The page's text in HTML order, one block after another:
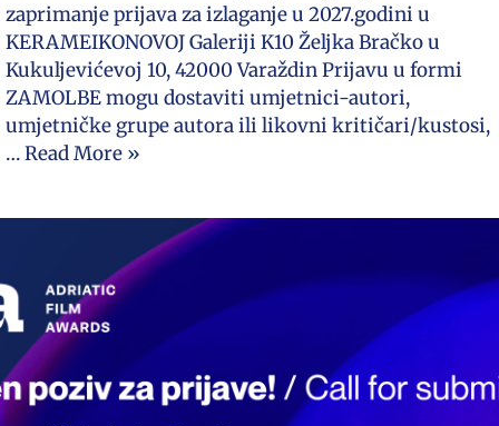
zaprimanje prijava za izlaganje u 2027.godini u
KERAMEIKONOVOJ Galeriji K10 Željka Bračko u
Kukuljevićevoj 10, 42000 Varaždin Prijavu u formi
ZAMOLBE mogu dostaviti umjetnici-autori,
umjetničke grupe autora ili likovni kritičari/kustosi,
…Read More »